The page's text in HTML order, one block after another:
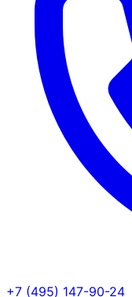
+7 (495) 147-90-24